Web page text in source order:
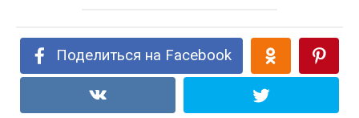
Поделиться на Facebook